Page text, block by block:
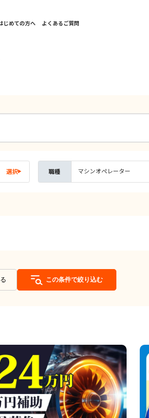
じめての方へ よくあるご質問
選択 職種 マシンオペレーター
この条件で絞り込む